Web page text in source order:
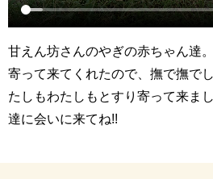
甘えん坊さんのやぎの赤ちゃん達
寄って来てくれたので、撫で撫で
たしもわたしもとすり寄って来ま
達に会いに来てね!!